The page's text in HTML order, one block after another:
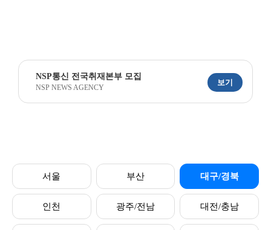
NSP통신 전국취재본부 모집
NSP NEWS AGENCY
보기
서울 부산 대구/경북
인천 광주/전남 대전/충남